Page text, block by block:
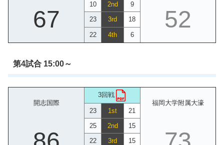
67
10 2nd 9
52
23 3rd 18
22 4th 6
第4試合 15:00～
開志国際
3回戦
福岡大学附属大濠
23
1st 21
25 2nd 15
22 3rd 15